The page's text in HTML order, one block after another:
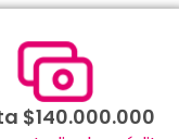
$140.000.000